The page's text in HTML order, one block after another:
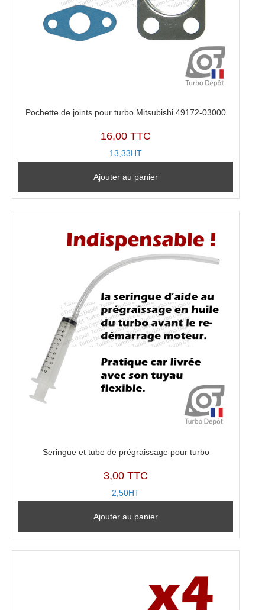
Pochette de joints pour turbo Mitsubishi 49172-03000
16,00 TTC
13,33HT
Ajouter au panier
Seringue et tube de prégraissage pour turbo
3,00 TTC
2,50HT
Ajouter au panier